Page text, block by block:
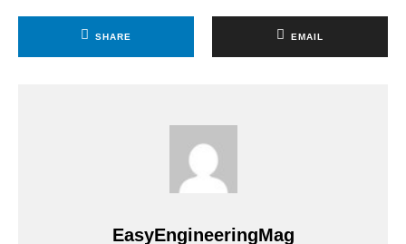
SHARE EMAIL
EasyEngineeringMag